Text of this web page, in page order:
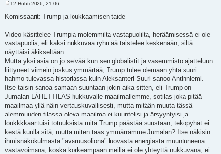
e
i
12 Huhti 2026, 21:06
Komissaarit: Trump ja loukkaamisen taide
Video käsittelee Trumpia molemmilta vastapuolilta, heräämisessä ei ole
vastapuolia, eli kaksi nukkuvaa ryhmää taistelee keskenään, siltä
näyttäisi äkikseltään.
Mutta yksi asia on jo selvää kun sen globalistit ja vasemmisto ajatteluun
liittyneet viimein joskus ymmärtää, Trump tulee olemaan yhtä suuri
hahmo tulevassa historiassa kuin Aleksanteri Suuri sanoo Antinniemi.
Itse taisin sanoa samaan suuntaan jokin aika sitten, eli Trump on
Jumalan LÄHETTILÄS hukkuvalle maailmallemme, sotilas joka pitää
maailmaa yllä näin vertauskuvallisesti, mutta mitään muuta tässä
alemmuuden tilassa oleva maailma ei kuuntelisi ja ärsyyntyisi ja
loukkkkaantuisi totuuksista mitä Trump päästää suustaan, tekopyhät ei
kestä kuulla sitä, mutta miten taas ymmärrämme Jumalan? Itse näkisin
ihmisnäkökulmasta "avaruusoliona" luovasta energiasta muuntuneena
vastavoimana, koska korkeampaan meillä ei ole yhteyttä nukkuvana, ei